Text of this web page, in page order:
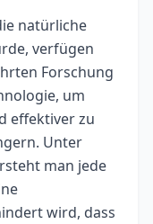
natürliche
verfügen
Forschung
um
effektiver zu
Unter
man jede
wird, dass